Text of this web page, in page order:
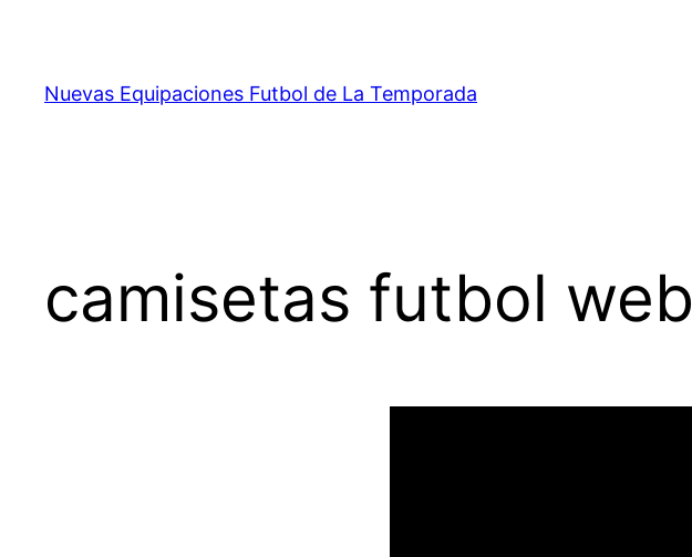
contenido
Nuevas Equipaciones Futbol de La Temporada
camisetas futbol web